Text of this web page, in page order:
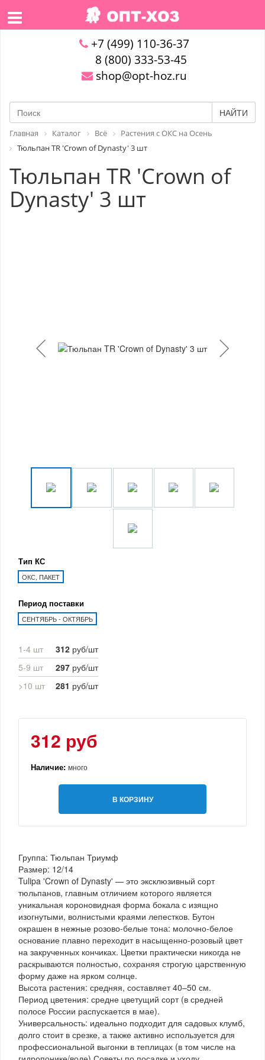
+7 (499) 110-36-37
8 (800) 333-53-45
shop@opt-hoz.ru
НАЙТИ
Главная Каталог Всё
Растения с ОКС на Осень
Тюльпан TR 'Crown of Dynasty' 3 шт
Тюльпан TR 'Crown of
Dynasty' 3 шт
Тип КС
ОКС, ПАКЕТ
Период поставки
СЕНТЯБРЬ - ОКТЯБРЬ
1-4 шт 312 руб/шт
5-9 шт
297 руб/шт
>10 шт
281 руб/шт
312 руб
Наличие: много
В КОРЗИНУ
Группа: Тюльпан Триумф
Размер: 12/14
Tulipa 'Crown of Dynasty' — это эксклюзивный сорт
тюльпанов, главным отличием которого является
уникальная короновидная форма бокала с изящно
изогнутыми, волнистыми краями лепестков. Бутон
окрашен в нежные розово-белые тона: молочно-белое
основание плавно переходит в насыщенно-розовый цвет
на закрученных кончиках. Цветки практически никогда не
раскрываются полностью, сохраняя строгую царственную
форму даже на ярком солнце.
Высота растения: средняя, составляет 40–50 см.
Период цветения: средне цветущий сорт (в средней
полосе России распускается в мае).
Универсальность: идеально подходит для садовых клумб,
долго стоит в срезке, а также активно используется для
профессиональной выгонки в теплицах (в том числе на